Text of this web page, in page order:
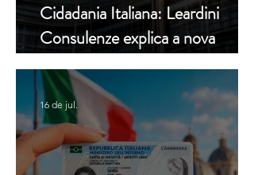
Cidadania Italiana: Leardini
Consulenze explica a nova
decisão da Corte Constitucional
16 de jul.